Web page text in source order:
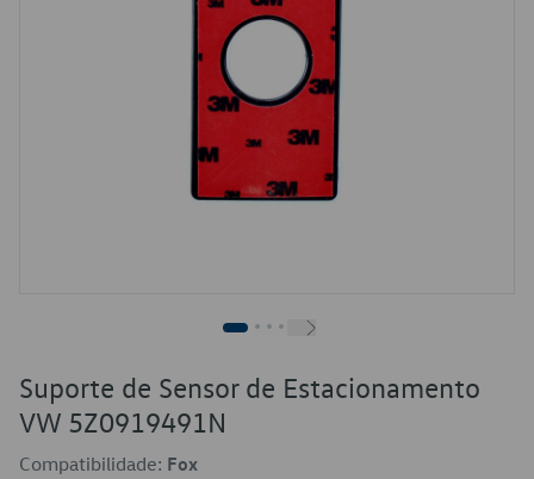
Suporte de Sensor de Estacionamento
VW 5Z0919491N
Compatibilidade: Fox